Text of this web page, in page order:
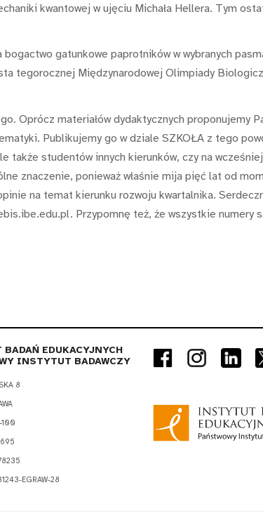
kwantowej w ujęciu Michała Hellera. Tym
gatunkowe paprotników w wybranych
tegorocznej Międzynarodowej Olimpiady
Oprócz materiałów dydaktycznych proponujemy
Publikujemy go w dziale SZKOŁA z tego
studentów innych kierunków, czy na
znaczenie, ponieważ właśnie mija pięć lat od
na temat kierunku rozwoju kwartalnika.
Przypomnę też, że wszystkie numery
EDUKACYJNYCH
INSTYTUT BADAWCZY
8
100
EGRAW-28